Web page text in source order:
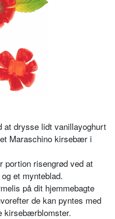
drysse lidt vanillayoghurt
Maraschino kirsebær i
portion risengrød ved at
et mynteblad.
på dit hjemmebagte
de kan pyntes med
kirsebærblomster.